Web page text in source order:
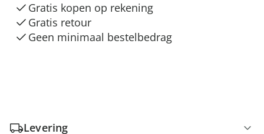
Gratis kopen op rekening
Gratis retour
Geen minimaal bestelbedrag
Levering